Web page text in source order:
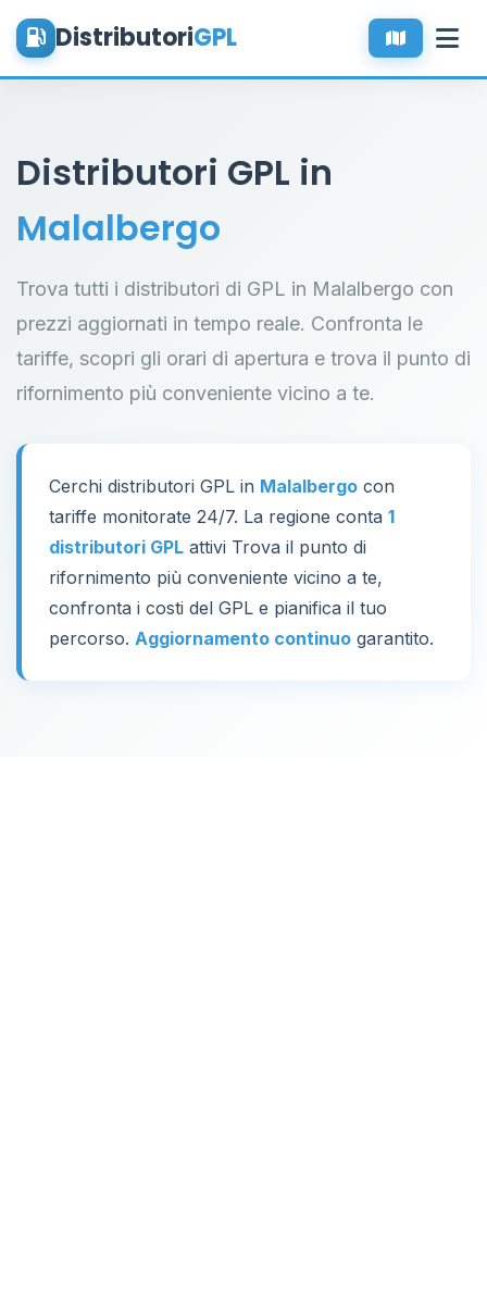
DistributoriGPL
Distributori GPL in
Malalbergo
Trova tutti i distributori di GPL in Malalbergo con
prezzi aggiornati in tempo reale. Confronta le
tariffe, scopri gli orari di apertura e trova il punto di
rifornimento più conveniente vicino a te.
Cerchi distributori GPL in Malalbergo con
tariffe monitorate 24/7. La regione conta 1
distributori GPL attivi Trova il punto di
rifornimento più conveniente vicino a te,
confronta i costi del GPL e pianifica il tuo
percorso. Aggiornamento continuo garantito.